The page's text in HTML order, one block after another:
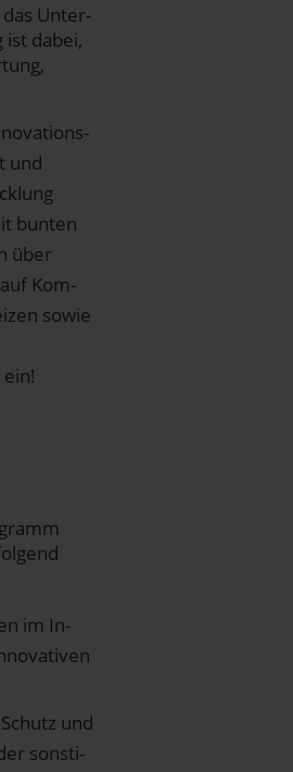
das Unter­
dabei,
und
bun­ten
über
Kom­
sowie
im In-
und
sons­ti­